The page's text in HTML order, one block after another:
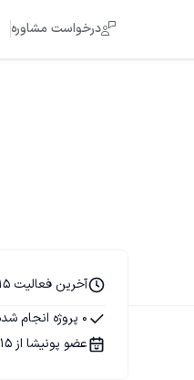
درخواست مشاوره
آخرین فعالیت 15 مهر 1404
0 پروژه انجام شده
عضو پونیشا از 15 مهر 1404